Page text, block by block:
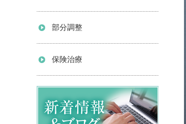
部分調整
保険治療